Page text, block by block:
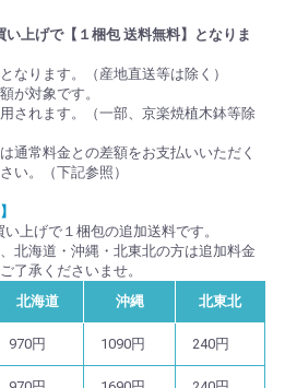
上げで【１梱包 送料無料】となりま
なります。（産地直送等は除く）
が対象です。
されます。（一部、京楽焼植木鉢等除
通常料金との差額をお支払いいただく
い。（下記参照）
上げで１梱包の追加送料です。
北海道・沖縄・北東北の方は追加料金
了承くださいませ。
北海道 沖縄 北東北
970円 1090円 240円